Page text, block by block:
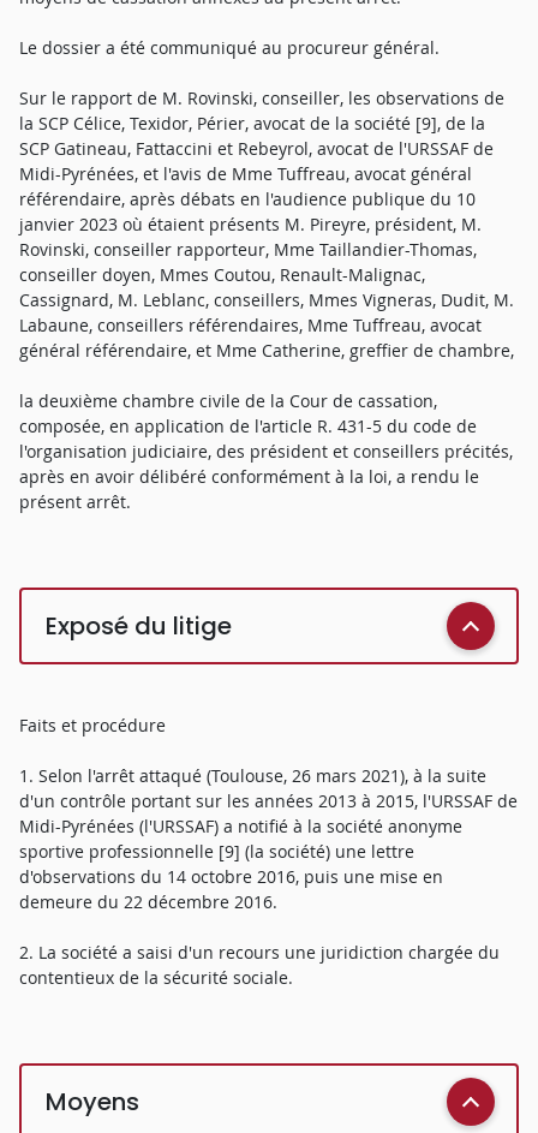
Le dossier a été communiqué au procureur général.
Sur le rapport de M. Rovinski, conseiller, les observations de
la SCP Célice, Texidor, Périer, avocat de la société [9], de la
SCP Gatineau, Fattaccini et Rebeyrol, avocat de l'URSSAF de
Midi-Pyrénées, et l'avis de Mme Tuffreau, avocat général
référendaire, après débats en l'audience publique du 10
janvier 2023 où étaient présents M. Pireyre, président, M.
Rovinski, conseiller rapporteur, Mme Taillandier-Thomas,
conseiller doyen, Mmes Coutou, Renault-Malignac,
Cassignard, M. Leblanc, conseillers, Mmes Vigneras, Dudit, M.
Labaune, conseillers référendaires, Mme Tuffreau, avocat
général référendaire, et Mme Catherine, greffier de chambre,
la deuxième chambre civile de la Cour de cassation,
composée, en application de l'article R. 431-5 du code de
l'organisation judiciaire, des président et conseillers précités,
après en avoir délibéré conformément à la loi, a rendu le
présent arrêt.
Exposé du litige
Faits et procédure
1. Selon l'arrêt attaqué (Toulouse, 26 mars 2021), à la suite
d'un contrôle portant sur les années 2013 à 2015, l'URSSAF de
Midi-Pyrénées (l'URSSAF) a notifié à la société anonyme
sportive professionnelle [9] (la société) une lettre
d'observations du 14 octobre 2016, puis une mise en
demeure du 22 décembre 2016.
2. La société a saisi d'un recours une juridiction chargée du
contentieux de la sécurité sociale.
Moyens